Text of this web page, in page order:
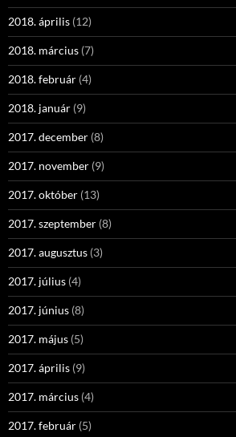
2018. április (12)
2018. március (7)
2018. február (4)
2018. január (9)
2017. december (8)
2017. november (9)
2017. október (13)
2017. szeptember (8)
2017. augusztus (3)
2017. július (4)
2017. június (8)
2017. május (5)
2017. április (9)
2017. március (4)
2017. február (5)